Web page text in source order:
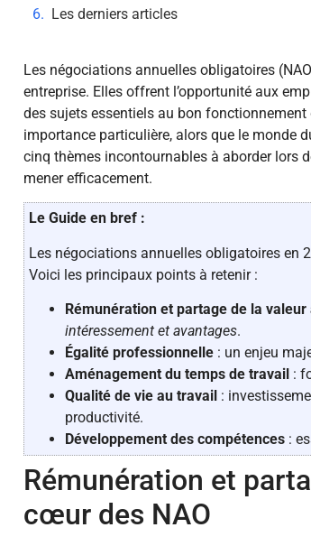
Les derniers articles
Les négociations annuelles obligatoires
entreprise. Elles offrent l’opportunité aux
des sujets essentiels au bon fonctionnement
importance particulière, alors que le monde
cinq thèmes incontournables à aborder lors
mener efficacement.
Le Guide en bref :
Les négociations annuelles obligatoires en
Voici les principaux points à retenir :
Rémunération et partage de la valeur
intéressement et avantages.
Égalité professionnelle : un enjeu
Aménagement du temps de travail :
Qualité de vie au travail :
productivité.
Développement des compétences :
Rémunération et
cœur des NAO